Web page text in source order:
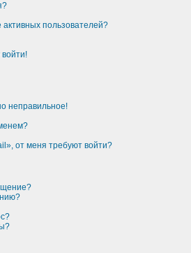
активных пользователей?
неправильное!
от меня требуют войти?